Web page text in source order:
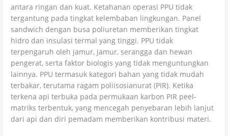
antara ringan dan kuat. Ketahanan operasi PPU tidak
tergantung pada tingkat kelembaban lingkungan. Panel
sandwich dengan busa poliuretan memberikan tingkat
hidro dan insulasi termal yang tinggi. PPU tidak
terpengaruh oleh jamur, jamur, serangga dan hewan
pengerat, serta faktor biologis yang tidak menguntungkan
lainnya. PPU termasuk kategori bahan yang tidak mudah
terbakar, terutama ragam poliisosianurat (PIR). Ketika
terkena api terbuka pada permukaan karbon PIR peel-
matriks terbentuk, yang mencegah penyebaran lebih lanjut
dari api dan diri pemadam memberikan kontribusi materi.